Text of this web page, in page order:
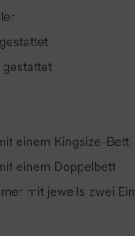
einem Kingsize-Bett
einem Doppelbett
mit jeweils zwei